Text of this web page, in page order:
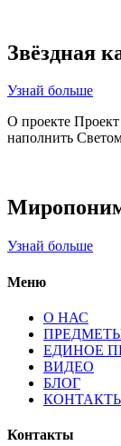
Звёздная
Узнай больше
О проекте Проект
наполнить
Узнай больше
Меню
О НАС
ЕДИНОЕ
ВИДЕО
БЛОГ
Контакты